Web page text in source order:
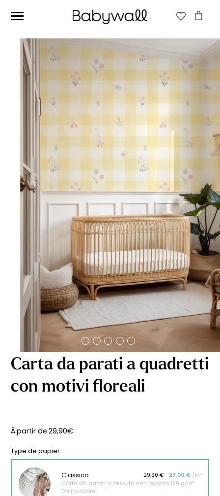
Carta da parati a quadretti
con motivi floreali
À partir de29,90€
Type de papier :
Classico 29.90 € 27.90 € /m²
Carta da parati in tessuto non tessuto 160 g/m²
Da incollare.